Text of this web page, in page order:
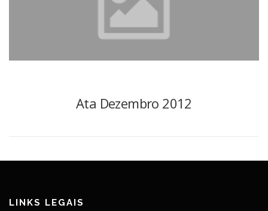
Ata Dezembro 2012
LINKS LEGAIS